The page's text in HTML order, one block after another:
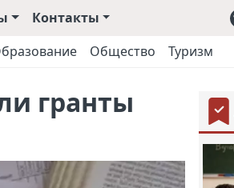
Контакты
Общество Туризм
гранты